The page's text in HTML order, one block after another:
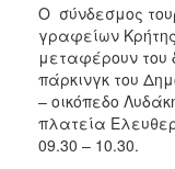
Ο σύνδεσμος
γραφείων
μεταφέρουν του
πάρκινγκ του
– οικόπεδο
πλατεία
09.30 – 10.30.